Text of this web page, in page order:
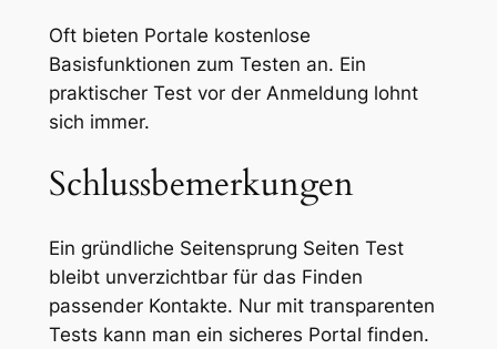
Oft bieten Portale kostenlose
Basisfunktionen zum Testen an. Ein
praktischer Test vor der Anmeldung lohnt
sich immer.
Schlussbemerkungen
Ein gründliche Seitensprung Seiten Test
bleibt unverzichtbar für das Finden
passender Kontakte. Nur mit transparenten
Tests kann man ein sicheres Portal finden.